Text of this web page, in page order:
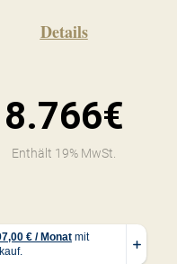
Details
8.766€
Enthält 19% MwSt.